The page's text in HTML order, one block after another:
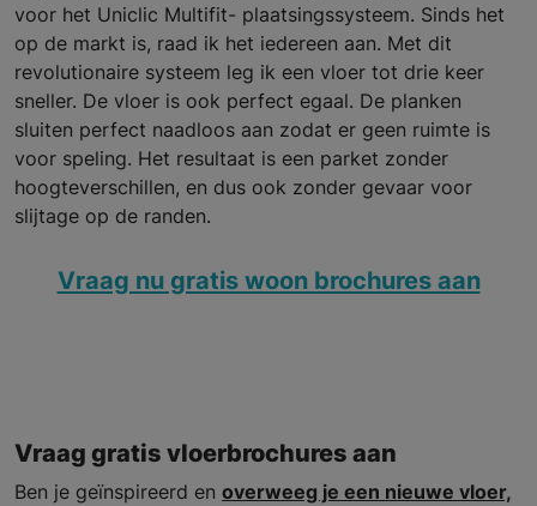
voor het Uniclic Multifit- plaatsingssysteem. Sinds het
op de markt is, raad ik het iedereen aan. Met dit
revolutionaire systeem leg ik een vloer tot drie keer
sneller. De vloer is ook perfect egaal. De planken
sluiten perfect naadloos aan zodat er geen ruimte is
voor speling. Het resultaat is een parket zonder
hoogteverschillen, en dus ook zonder gevaar voor
slijtage op de randen.
Vraag nu gratis woon brochures aan
Vraag gratis vloerbrochures aan
Ben je geïnspireerd en overweeg je een nieuwe vloer,